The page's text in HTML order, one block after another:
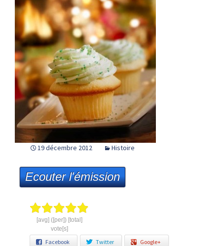
19 décembre 2012 Histoire
Ecouter l'émission
[avg] ([per]) [total]
vote[s]
Facebook Twitter Google+